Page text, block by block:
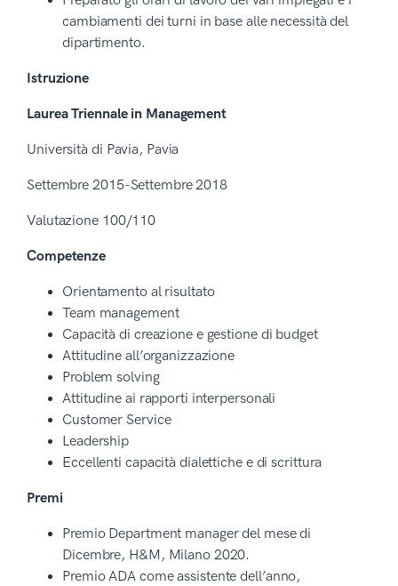
cambiamenti dei turni in base alle necessità del
dipartimento.
Istruzione
Laurea Triennale in Management
Università di Pavia, Pavia
Settembre 2015-Settembre 2018
Valutazione 100/110
Competenze
Orientamento al risultato
Team management
Capacità di creazione e gestione di budget
Attitudine all’organizzazione
Problem solving
Attitudine ai rapporti interpersonali
Customer Service
Leadership
Eccellenti capacità dialettiche e di scrittura
Premi
Premio Department manager del mese di
Dicembre, H&M, Milano 2020.
Premio ADA come assistente dell’anno,